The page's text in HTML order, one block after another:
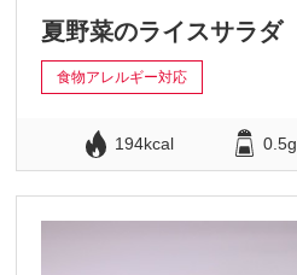
夏野菜のライスサラダ
食物アレルギー対応
194kcal 0.5g